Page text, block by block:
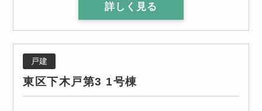
詳しく見る
戸建
東区下木戸第3 1号棟